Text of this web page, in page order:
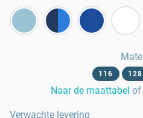
116 128
Naar de maattabel of
Verwachte levering